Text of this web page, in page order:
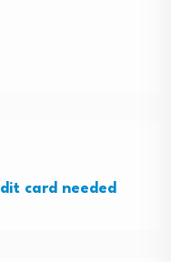
card needed